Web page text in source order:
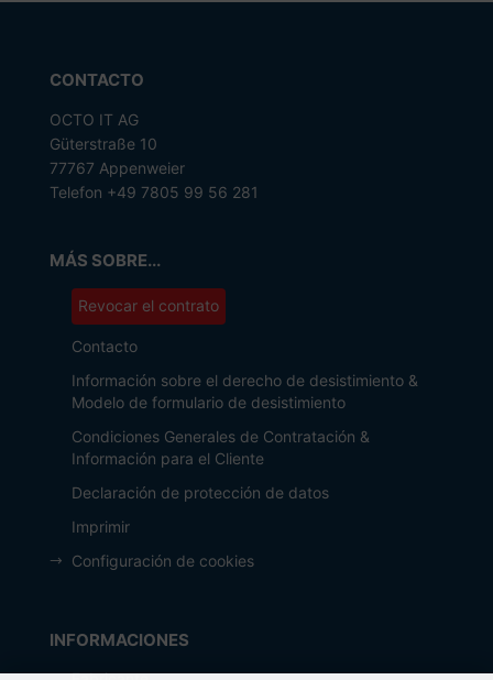
CONTACTO
OCTO IT AG
Güterstraße 10
77767 Appenweier
Telefon +49 7805 99 56 281
MÁS SOBRE...
Revocar el contrato
Contacto
Información sobre el derecho de desistimiento &
Modelo de formulario de desistimiento
Condiciones Generales de Contratación &
Información para el Cliente
Declaración de protección de datos
Imprimir
Configuración de cookies
INFORMACIONES